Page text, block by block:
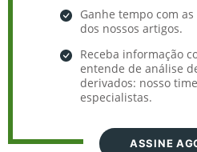
Ganhe tempo com
dos nossos artigos.
Receba informação
entende de análise
derivados: nosso
especialistas.
ASSINE